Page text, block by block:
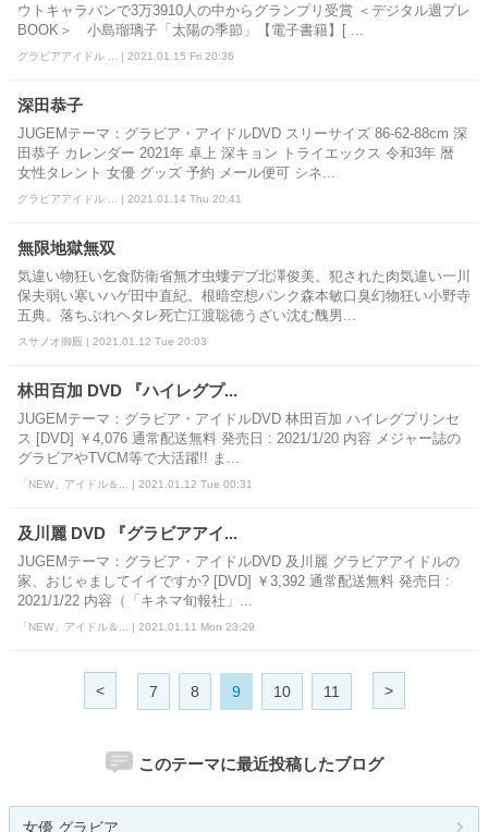
ウトキャラバンで3万3910人の中からグランプリ受賞 ＜デジタル週プレ
BOOK＞ 小島瑠璃子「太陽の季節」【電子書籍】[ ...
グラビアアイドル ... | 2021.01.15 Fri 20:36
深田恭子
JUGEMテーマ：グラビア・アイドルDVD スリーサイズ 86-62-88cm 深
田恭子 カレンダー 2021年 卓上 深キョン トライエックス 令和3年 暦
女性タレント 女優 グッズ 予約 メール便可 シネ...
グラビアアイドル ... | 2021.01.14 Thu 20:41
無限地獄無双
気違い物狂い乞食防衛省無才虫螻デブ北澤俊美。犯された肉気違い一川
保夫弱い寒いハゲ田中直紀。根暗空想パンク森本敏口臭幻物狂い小野寺
五典。落ちぶれヘタレ死亡江渡聡徳うざい沈む醜男...
スサノオ御殿 | 2021.01.12 Tue 20:03
林田百加 DVD 『ハイレグプ...
JUGEMテーマ：グラビア・アイドルDVD 林田百加 ハイレグプリンセ
ス [DVD] ￥4,076 通常配送無料 発売日 : 2021/1/20 内容 メジャー誌の
グラビアやTVCM等で大活躍!! ま...
「NEW」アイドル＆... | 2021.01.12 Tue 00:31
及川麗 DVD 『グラビアアイ...
JUGEMテーマ：グラビア・アイドルDVD 及川麗 グラビアアイドルの
家、おじゃましてイイですか? [DVD] ￥3,392 通常配送無料 発売日 :
2021/1/22 内容（「キネマ旬報社」...
「NEW」アイドル＆... | 2021.01.11 Mon 23:29
< 7 8 9 10 11 >
このテーマに最近投稿したブログ
女優 グラビア